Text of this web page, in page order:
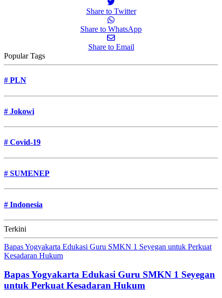
Share to Twitter
Share to WhatsApp
Share to Email
Popular Tags
# PLN
# Jokowi
# Covid-19
# SUMENEP
# Indonesia
Terkini
Bapas Yogyakarta Edukasi Guru SMKN 1 Seyegan untuk Perkuat
Kesadaran Hukum
Bapas Yogyakarta Edukasi Guru SMKN 1 Seyegan
untuk Perkuat Kesadaran Hukum